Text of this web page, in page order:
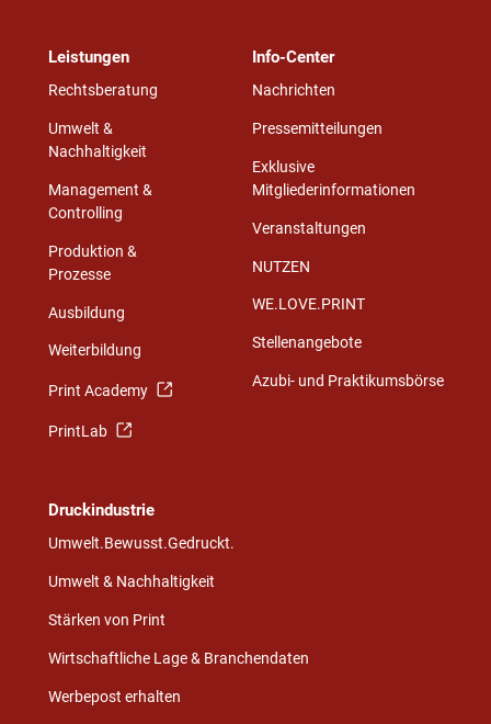
Leistungen
Rechtsberatung
Umwelt &
Nachhaltigkeit
Management &
Controlling
Produktion &
Prozesse
Ausbildung
Weiterbildung
Print Academy
PrintLab
Info-Center
Nachrichten
Pressemitteilungen
Exklusive
Mitgliederinformationen
Veranstaltungen
NUTZEN
WE.LOVE.PRINT
Stellenangebote
Azubi- und Praktikumsbörse
Druckindustrie
Umwelt.Bewusst.Gedruckt.
Umwelt & Nachhaltigkeit
Stärken von Print
Wirtschaftliche Lage & Branchendaten
Werbepost erhalten